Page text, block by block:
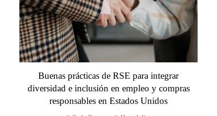
Buenas prácticas de RSE para integrar
diversidad e inclusión en empleo y compras
responsables en Estados Unidos